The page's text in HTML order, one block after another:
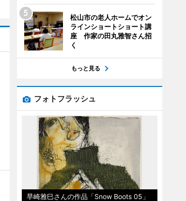
松山市の老人ホームでオン
ラインショートショート講
座 作家の田丸雅智さん招
く
もっと見る
フォトフラッシュ
早崎雅巳さんの作品「Snow Boots 05」